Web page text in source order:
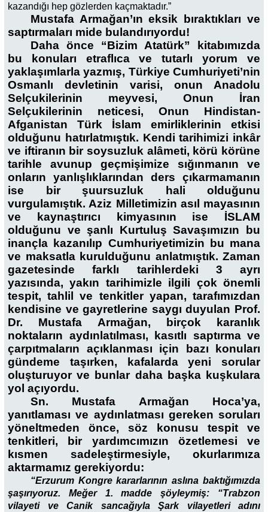
kazandığı hep gözlerden kaçmaktadır.”
Mustafa Armağan’ın eksik bıraktıkları ve
saptırmaları mide bulandırıyordu!
Daha önce “Bizim Atatürk” kitabımızda
bu konuları etraflıca ve tutarlı yorum ve
yaklaşımlarla yazmış, Türkiye Cumhuriyeti’nin
Osmanlı devletinin varisi, onun Anadolu
Selçukilerinin meyvesi, Onun İran
Selçukilerinin neticesi, Onun Hindistan-
Afganistan Türk İslam emirliklerinin etkisi
olduğunu hatırlatmıştık. Kendi tarihimizi inkâr
ve iftiranın bir soysuzluk alâmeti, körü körüne
tarihle avunup geçmişimize sığınmanın ve
onların yanlışlıklarından ders çıkarmamanın
ise bir şuursuzluk hali olduğunu
vurgulamıştık. Aziz Milletimizin asıl mayasının
ve kaynaştırıcı kimyasının ise İSLAM
olduğunu ve şanlı Kurtuluş Savaşımızın bu
inançla kazanılıp Cumhuriyetimizin bu mana
ve maksatla kurulduğunu anlatmıştık. Zaman
gazetesinde farklı tarihlerdeki 3 ayrı
yazısında, yakın tarihimizle ilgili çok önemli
tespit, tahlil ve tenkitler yapan, tarafımızdan
kendisine ve gayretlerine saygı duyulan Prof.
Dr. Mustafa Armağan, birçok karanlık
noktaların aydınlatılması, kasıtlı saptırma ve
çarpıtmaların açıklanması için bazı konuları
gündeme taşırken, kafalarda yeni sorular
oluşturuyor ve bunlar daha başka kuşkulara
yol açıyordu.
Sn. Mustafa Armağan Hoca’ya,
yanıtlaması ve aydınlatması gereken soruları
yöneltmeden önce, söz konusu tespit ve
tenkitleri, bir yardımcımızın özetlemesi ve
kısmen sadeleştirmesiyle, okurlarımıza
aktarmamız gerekiyordu:
“Erzurum Kongre kararlarının aslına baktığımızda
şaşırıyoruz. Meğer 1. madde şöyleymiş: “Trabzon
vilayeti ve Canik sancağıyla Şark vilayetleri adını